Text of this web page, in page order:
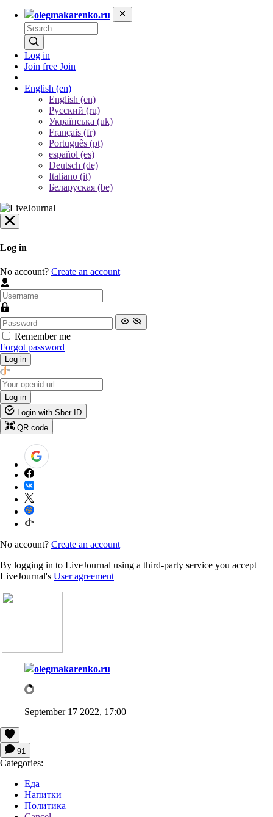
olegmakarenko.ru
Log in
Join free Join
English (en)
English (en)
Русский (ru)
Українська (uk)
Français (fr)
Português (pt)
español (es)
Deutsch (de)
Italiano (it)
Беларуская (be)
Log in
No account? Create an account
Remember me
Forgot password
Log in
Log in
Login with Sber ID
QR code
No account? Create an account
By logging in to LiveJournal using a third-party service you accept
LiveJournal's User agreement
olegmakarenko.ru
September 17 2022, 17:00
91
Categories:
Еда
Напитки
Политика